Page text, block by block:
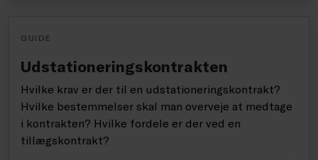
GUIDE
Udstationeringskontrakten
Hvilke krav er der til en udstationeringskontrakt?
Hvilke bestemmelser skal man overveje at medtage
i kontrakten? Hvilke fordele er der ved en
tillægskontrakt?